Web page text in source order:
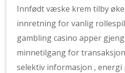
Innfødt væske krem tilby
innretning for vanlig
gambling casino apper
minnetilgang for
selektiv informasjon ,